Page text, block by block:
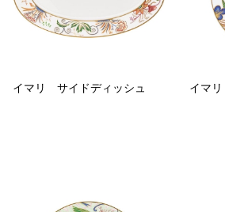
イマリ サイドディッシュ イマ